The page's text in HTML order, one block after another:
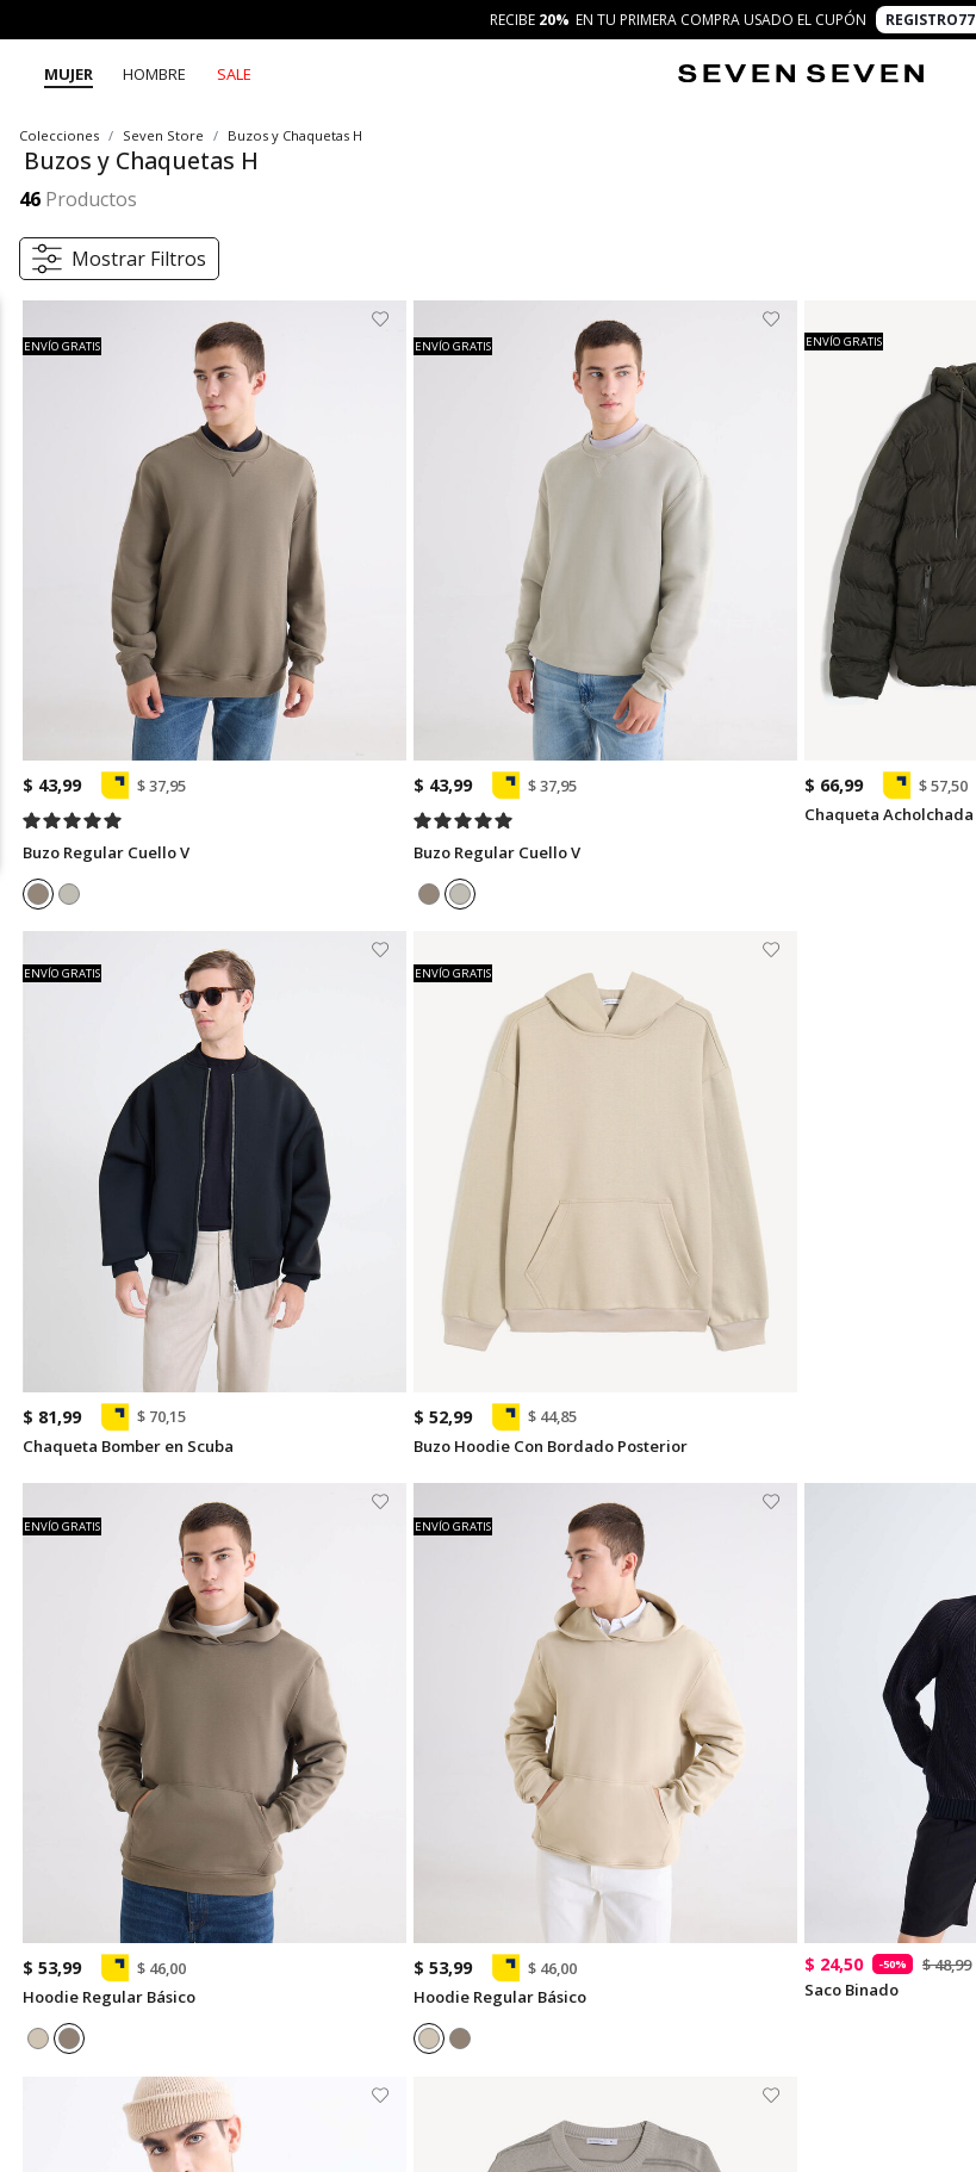
RECIBE 20% EN TU PRIMERA COMPRA USADO EL CUPÓN REGISTRO77
MUJER HOMBRE SALE
Colecciones Seven Store Buzos y Chaquetas H
Buzos y Chaquetas H
46 Productos
Mostrar Filtros
ENVÍO GRATIS
$ 43,99 $ 37,95
Buzo Regular Cuello V
ENVÍO GRATIS
$ 43,99 $ 37,95
Buzo Regular Cuello V
ENVÍO GRATIS
$ 66,99
$ 57,50
Chaqueta Acholchada
ENVÍO GRATIS
$ 81,99
$ 70,15
Chaqueta Bomber en Scuba
ENVÍO GRATIS
$ 52,99
$ 44,85
Buzo Hoodie Con Bordado Posterior
ENVÍO GRATIS
$ 53,99
$ 46,00
Hoodie Regular Básico
ENVÍO GRATIS
$ 53,99
$ 46,00
Hoodie Regular Básico
$ 24,50 -50%
$ 48,99
Saco Binado